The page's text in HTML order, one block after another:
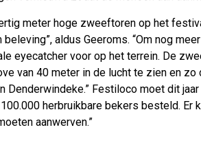
meter hoge zweeftoren op het
beleving”, aldus Geeroms. “Om nog
eyecatcher voor op het terrein. De
van 40 meter in de lucht te zien en
Denderwindeke.” Festiloco moet dit
herbruikbare bekers besteld.
aanwerven.”